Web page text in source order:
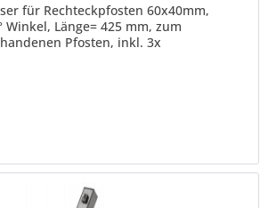
für Rechteckpfosten 60x40mm,
Länge= 425 mm, zum
Pfosten, inkl. 3x